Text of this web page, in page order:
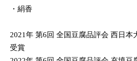
・絹香
2021年 第6回 全国豆腐品評会 西日本
受賞